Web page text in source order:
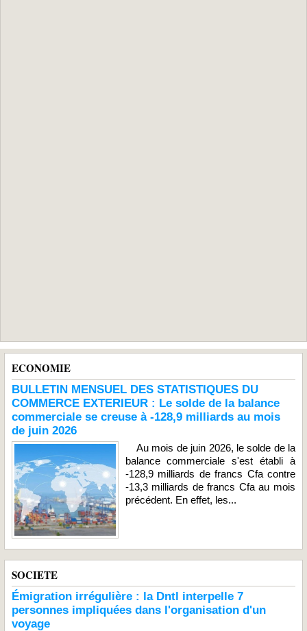
ECONOMIE
BULLETIN MENSUEL DES STATISTIQUES DU
COMMERCE EXTERIEUR : Le solde de la balance
commerciale se creuse à -128,9 milliards au mois
de juin 2026
Au mois de juin 2026, le solde de la
balance commerciale s'est établi à
-128,9 milliards de francs Cfa contre
-13,3 milliards de francs Cfa au mois
précédent. En effet, les...
SOCIETE
Émigration irrégulière : la Dntl interpelle 7
personnes impliquées dans l'organisation d'un
voyage